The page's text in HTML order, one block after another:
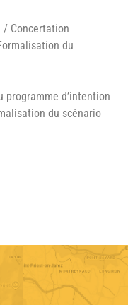
/ Concertation
du
programme d’intention
du scénario